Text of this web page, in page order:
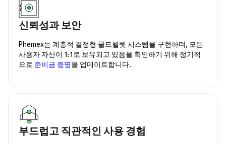
신뢰성과 보안
Phemex는 계층적 결정형 콜드월렛 시스템을 구현하며, 모든
사용자 자산이 1:1로 보유되고 있음을 확인하기 위해 정기적
으로 준비금 증명을 업데이트합니다.
부드럽고 직관적인 사용 경험